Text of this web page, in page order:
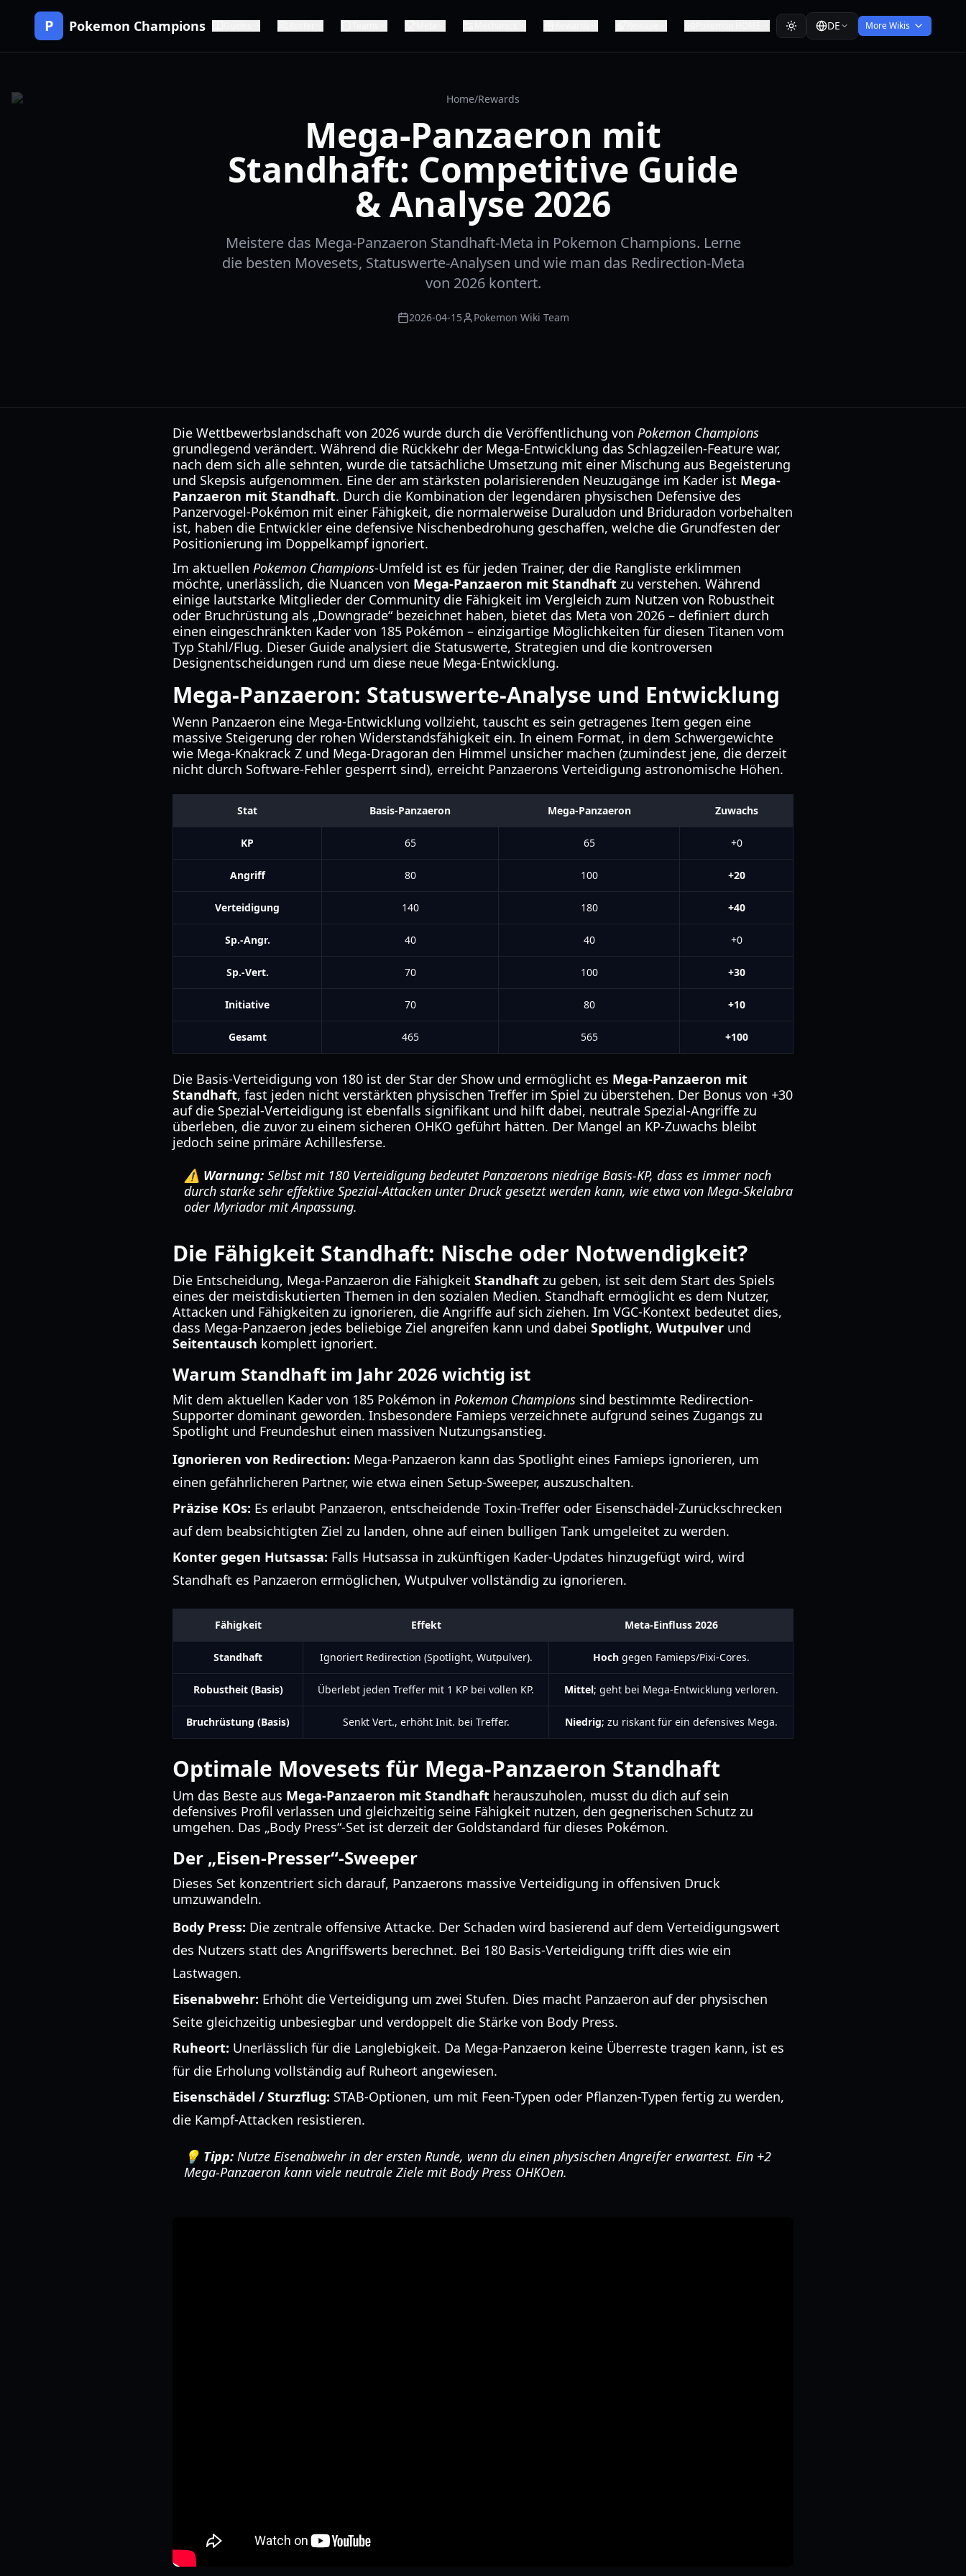
P Pokemon Champions DE More Wikis
Home/Rewards
Mega-Panzaeron mit
Standhaft: Competitive Guide
& Analyse 2026
Meistere das Mega-Panzaeron Standhaft-Meta in Pokemon Champions. Lerne
die besten Movesets, Statuswerte-Analysen und wie man das Redirection-Meta
von 2026 kontert.
2026-04-15 Pokemon Wiki Team
Die Wettbewerbslandschaft von 2026 wurde durch die Veröffentlichung von Pokemon Champions
grundlegend verändert. Während die Rückkehr der Mega-Entwicklung das Schlagzeilen-Feature war,
nach dem sich alle sehnten, wurde die tatsächliche Umsetzung mit einer Mischung aus Begeisterung
und Skepsis aufgenommen. Eine der am stärksten polarisierenden Neuzugänge im Kader ist Mega-
Panzaeron mit Standhaft. Durch die Kombination der legendären physischen Defensive des
Panzervogel-Pokémon mit einer Fähigkeit, die normalerweise Duraludon und Briduradon vorbehalten
ist, haben die Entwickler eine defensive Nischenbedrohung geschaffen, welche die Grundfesten der
Positionierung im Doppelkampf ignoriert.
Im aktuellen Pokemon Champions-Umfeld ist es für jeden Trainer, der die Rangliste erklimmen
möchte, unerlässlich, die Nuancen von Mega-Panzaeron mit Standhaft zu verstehen. Während
einige lautstarke Mitglieder der Community die Fähigkeit im Vergleich zum Nutzen von Robustheit
oder Bruchrüstung als „Downgrade“ bezeichnet haben, bietet das Meta von 2026 – definiert durch
einen eingeschränkten Kader von 185 Pokémon – einzigartige Möglichkeiten für diesen Titanen vom
Typ Stahl/Flug. Dieser Guide analysiert die Statuswerte, Strategien und die kontroversen
Designentscheidungen rund um diese neue Mega-Entwicklung.
Mega-Panzaeron: Statuswerte-Analyse und Entwicklung
Wenn Panzaeron eine Mega-Entwicklung vollzieht, tauscht es sein getragenes Item gegen eine
massive Steigerung der rohen Widerstandsfähigkeit ein. In einem Format, in dem Schwergewichte
wie Mega-Knakrack Z und Mega-Dragoran den Himmel unsicher machen (zumindest jene, die derzeit
nicht durch Software-Fehler gesperrt sind), erreicht Panzaerons Verteidigung astronomische Höhen.
Stat Basis-Panzaeron Mega-Panzaeron Zuwachs
KP 65 65 +0
Angriff 80 100 +20
Verteidigung 140 180 +40
Sp.-Angr. 40 40 +0
Sp.-Vert. 70 100 +30
Initiative 70 80 +10
Gesamt 465 565 +100
Die Basis-Verteidigung von 180 ist der Star der Show und ermöglicht es Mega-Panzaeron mit
Standhaft, fast jeden nicht verstärkten physischen Treffer im Spiel zu überstehen. Der Bonus von +30
auf die Spezial-Verteidigung ist ebenfalls signifikant und hilft dabei, neutrale Spezial-Angriffe zu
überleben, die zuvor zu einem sicheren OHKO geführt hätten. Der Mangel an KP-Zuwachs bleibt
jedoch seine primäre Achillesferse.
⚠️ Warnung: Selbst mit 180 Verteidigung bedeutet Panzaerons niedrige Basis-KP, dass es immer noch
durch starke sehr effektive Spezial-Attacken unter Druck gesetzt werden kann, wie etwa von Mega-Skelabra
oder Myriador mit Anpassung.
Die Fähigkeit Standhaft: Nische oder Notwendigkeit?
Die Entscheidung, Mega-Panzaeron die Fähigkeit Standhaft zu geben, ist seit dem Start des Spiels
eines der meistdiskutierten Themen in den sozialen Medien. Standhaft ermöglicht es dem Nutzer,
Attacken und Fähigkeiten zu ignorieren, die Angriffe auf sich ziehen. Im VGC-Kontext bedeutet dies,
dass Mega-Panzaeron jedes beliebige Ziel angreifen kann und dabei Spotlight, Wutpulver und
Seitentausch komplett ignoriert.
Warum Standhaft im Jahr 2026 wichtig ist
Mit dem aktuellen Kader von 185 Pokémon in Pokemon Champions sind bestimmte Redirection-
Supporter dominant geworden. Insbesondere Famieps verzeichnete aufgrund seines Zugangs zu
Spotlight und Freundeshut einen massiven Nutzungsanstieg.
Ignorieren von Redirection: Mega-Panzaeron kann das Spotlight eines Famieps ignorieren, um
einen gefährlicheren Partner, wie etwa einen Setup-Sweeper, auszuschalten.
Präzise KOs: Es erlaubt Panzaeron, entscheidende Toxin-Treffer oder Eisenschädel-Zurückschrecken
auf dem beabsichtigten Ziel zu landen, ohne auf einen bulligen Tank umgeleitet zu werden.
Konter gegen Hutsassa: Falls Hutsassa in zukünftigen Kader-Updates hinzugefügt wird, wird
Standhaft es Panzaeron ermöglichen, Wutpulver vollständig zu ignorieren.
Fähigkeit Effekt Meta-Einfluss 2026
Standhaft Ignoriert Redirection (Spotlight, Wutpulver). Hochgegen Famieps/Pixi-Cores.
Robustheit (Basis) Überlebt jeden Treffer mit 1 KP bei vollen KP. Mittel; geht bei Mega-Entwicklung verloren.
Bruchrüstung (Basis) Senkt Vert., erhöht Init. bei Treffer. Niedrig; zu riskant für ein defensives Mega.
Optimale Movesets für Mega-Panzaeron Standhaft
Um das Beste aus Mega-Panzaeron mit Standhaft herauszuholen, musst du dich auf sein
defensives Profil verlassen und gleichzeitig seine Fähigkeit nutzen, den gegnerischen Schutz zu
umgehen. Das „Body Press“-Set ist derzeit der Goldstandard für dieses Pokémon.
Der „Eisen-Presser“-Sweeper
Dieses Set konzentriert sich darauf, Panzaerons massive Verteidigung in offensiven Druck
umzuwandeln.
Body Press: Die zentrale offensive Attacke. Der Schaden wird basierend auf dem Verteidigungswert
des Nutzers statt des Angriffswerts berechnet. Bei 180 Basis-Verteidigung trifft dies wie ein
Lastwagen.
Eisenabwehr: Erhöht die Verteidigung um zwei Stufen. Dies macht Panzaeron auf der physischen
Seite gleichzeitig unbesiegbar und verdoppelt die Stärke von Body Press.
Ruheort: Unerlässlich für die Langlebigkeit. Da Mega-Panzaeron keine Überreste tragen kann, ist es
für die Erholung vollständig auf Ruheort angewiesen.
Eisenschädel / Sturzflug: STAB-Optionen, um mit Feen-Typen oder Pflanzen-Typen fertig zu werden,
die Kampf-Attacken resistieren.
💡 Tipp: Nutze Eisenabwehr in der ersten Runde, wenn du einen physischen Angreifer erwartest. Ein +2
Mega-Panzaeron kann viele neutrale Ziele mit Body Press OHKOen.